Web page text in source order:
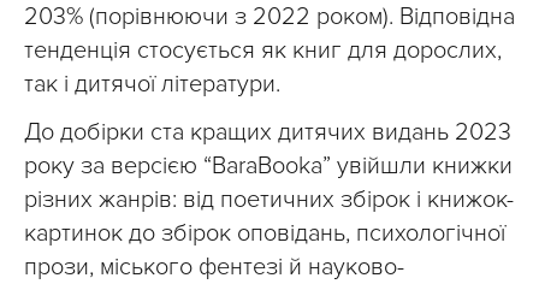
203% (порівнюючи з 2022 роком). Відповідна
тенденція стосується як книг для дорослих,
так і дитячої літератури.
До добірки ста кращих дитячих видань 2023
року за версією “BaraBooka” увійшли книжки
різних жанрів: від поетичних збірок і книжок-
картинок до збірок оповідань, психологічної
прози, міського фентезі й науково-